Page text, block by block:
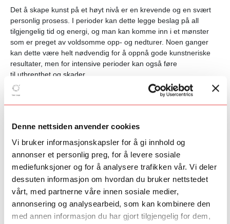
Denne nettsiden anvender cookies
Vi bruker informasjonskapsler for å gi innhold og
annonser et personlig preg, for å levere sosiale
mediefunksjoner og for å analysere trafikken vår. Vi deler
dessuten informasjon om hvordan du bruker nettstedet
vårt, med partnerne våre innen sosiale medier,
annonsering og analysearbeid, som kan kombinere den
med annen informasjon du har gjort tilgjengelig for dem,
Det å skape kunst på et høyt nivå er en krevende og en svært
personlig prosess. I perioder kan dette legge beslag på all
tilgjengelig tid og energi, og man kan komme inn i et mønster
som er preget av voldsomme opp- og nedturer. Noen ganger
kan dette være helt nødvendig for å oppnå gode kunstneriske
resultater, men for intensive perioder kan også føre
til utbrenthet og skader.
Hvordan kan man som kunstner balanserer jobb og fritid,
hvordan kan man forebygge skader og lære seg å regulere
fremvisninger? Finnes det teknikker for dette?
På ArtEx Fagsamlingen i juni settes fokuset på å finne
metodene som kan hjelpe kunstneren å balansere de ulike dele
av livet, både i og utenfor kunsten. Blant de som kommer for å
drøfte disse temaene og dele av sine erfaringer, er:
Psykolog Tom Henning Øvrebø, spesialist på arbeids-
og organisasjonspsykologi og har vært tilknyttet